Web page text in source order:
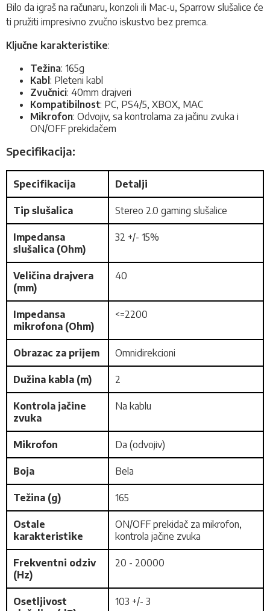
Bilo da igraš na računaru, konzoli ili Mac-u, Sparrow slušalice će
ti pružiti impresivno zvučno iskustvo bez premca.
Ključne karakteristike:
Težina: 165g
Kabl: Pleteni kabl
Zvučnici: 40mm drajveri
Kompatibilnost: PC, PS4/5, XBOX, MAC
Mikrofon: Odvojiv, sa kontrolama za jačinu zvuka i
ON/OFF prekidačem
Specifikacija:
Specifikacija Detalji
Tip slušalica Stereo 2.0 gaming slušalice
Impedansa
slušalica (Ohm)
32 +/- 15%
Veličina drajvera
(mm)
40
Impedansa
mikrofona (Ohm)
<=2200
Obrazac za prijem Omnidirekcioni
Dužina kabla (m) 2
Kontrola jačine
zvuka
Na kablu
Mikrofon Da (odvojiv)
Boja Bela
Težina (g) 165
Ostale
karakteristike
ON/OFF prekidač za mikrofon,
kontrola jačine zvuka
Frekventni odziv
(Hz)
20 - 20000
Osetljivost
103 +/- 3